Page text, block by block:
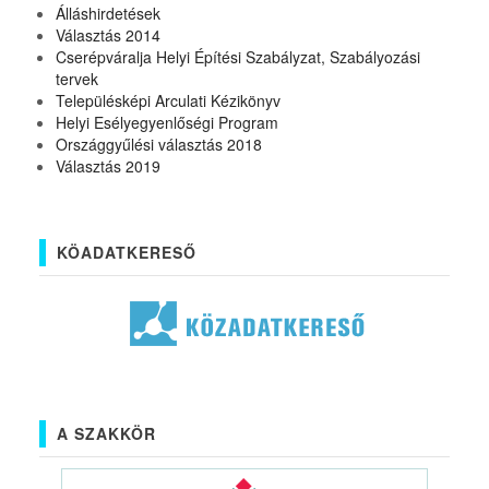
Álláshirdetések
Választás 2014
Cserépváralja Helyi Építési Szabályzat, Szabályozási
tervek
Településképi Arculati Kézikönyv
Helyi Esélyegyenlőségi Program
Országgyűlési választás 2018
Választás 2019
KÖADATKERESŐ
A SZAKKÖR